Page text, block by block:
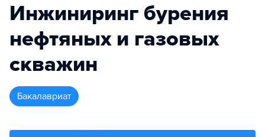
Инжиниринг бурения
нефтяных и газовых
скважин
бакалавриат